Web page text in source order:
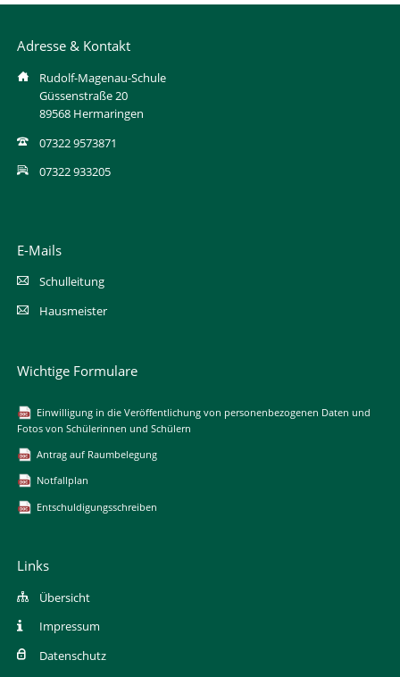
Adresse & Kontakt
Rudolf-Magenau-Schule
Güssenstraße 20
89568 Hermaringen
07322 9573871
07322 933205
E-Mails
Schulleitung
Hausmeister
Wichtige Formulare
Einwilligung in die Veröffentlichung von personenbezogenen Daten und
Fotos von Schülerinnen und Schülern
Antrag auf Raumbelegung
Notfallplan
Entschuldigungsschreiben
Links
Übersicht
Impressum
Datenschutz